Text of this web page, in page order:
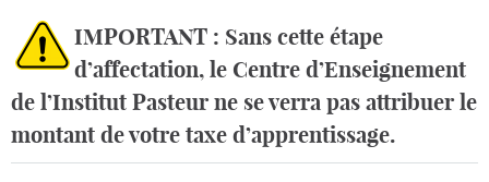
IMPORTANT : Sans cette étape
d’affectation, le Centre d’Enseignement
de l’Institut Pasteur ne se verra pas attribuer le
montant de votre taxe d’apprentissage.